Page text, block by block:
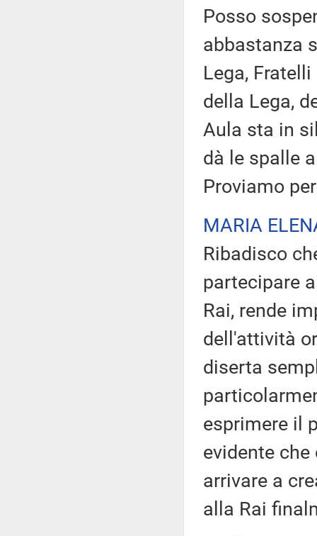
Posso
abbastanza
Lega,
della Lega,
Aula sta in
dà le spalle
Proviamo
MARIA
Ribadisco
partecipare
Rai, rende
dell'attività
diserta
esprimere il
evidente
arrivare a
alla Rai